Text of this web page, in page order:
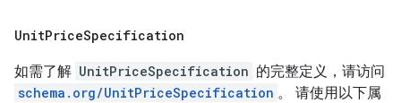
UnitPriceSpecification
如需了解 UnitPriceSpecification 的完整定义，请访问
schema.org/UnitPriceSpecification 。 请使用以下属